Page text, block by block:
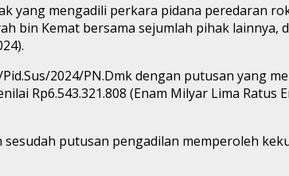
yang mengadili perkara pidana peredaran
bin Kemat bersama sejumlah pihak
2024/PN.Dmk dengan putusan yang
Rp6.543.321.808 (Enam Milyar Lima Ratus
putusan pengadilan memperoleh